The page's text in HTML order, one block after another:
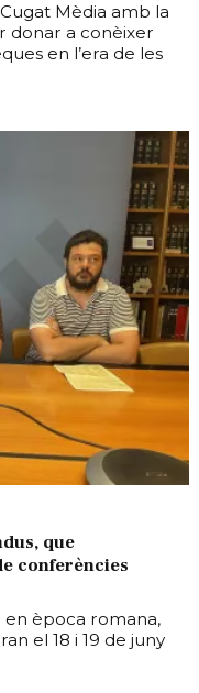
Mèdia amb la
donar a conèixer
en l’era de les
que
conferències
en època romana,
el 18 i 19 de juny